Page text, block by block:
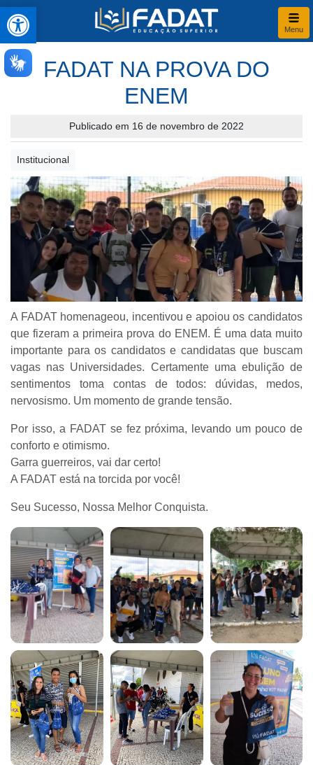
Abrir a barra de ferramentas
Menu
FADAT NA PROVA DO
ENEM
Publicado em 16 de novembro de 2022
Institucional
A FADAT homenageou, incentivou e apoiou os candidatos
que fizeram a primeira prova do ENEM. É uma data muito
importante para os candidatos e candidatas que buscam
vagas nas Universidades. Certamente uma ebulição de
sentimentos toma contas de todos: dúvidas, medos,
nervosismo. Um momento de grande tensão.
Por isso, a FADAT se fez próxima, levando um pouco de
conforto e otimismo.
Garra guerreiros, vai dar certo!
A FADAT está na torcida por você!
Seu Sucesso, Nossa Melhor Conquista.